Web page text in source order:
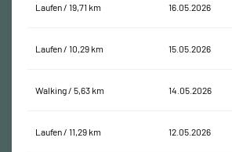
Laufen / 19,71 km 16.05.2026
Laufen / 10,29 km 15.05.2026
Walking / 5,63 km 14.05.2026
Laufen / 11,29 km 12.05.2026